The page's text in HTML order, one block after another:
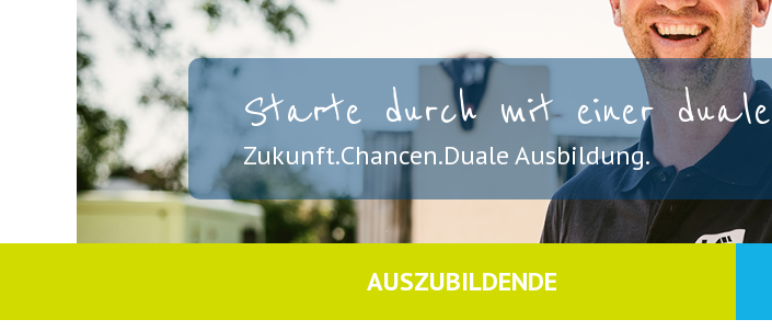
Starte durch mit einer
Zukunft.Chancen.Duale Ausbildung.
AUSZUBILDENDE